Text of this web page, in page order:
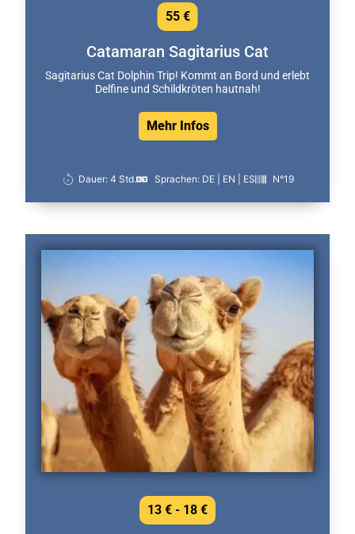
Catamaran Sagitarius Cat
Sagitarius Cat Dolphin Trip! Kommt an Bord und erlebt
Delfine und Schildkröten hautnah!
Mehr Infos
55 €
Dauer: 4 Std. Sprachen: DE | EN | ES N°19
13 € - 18 €